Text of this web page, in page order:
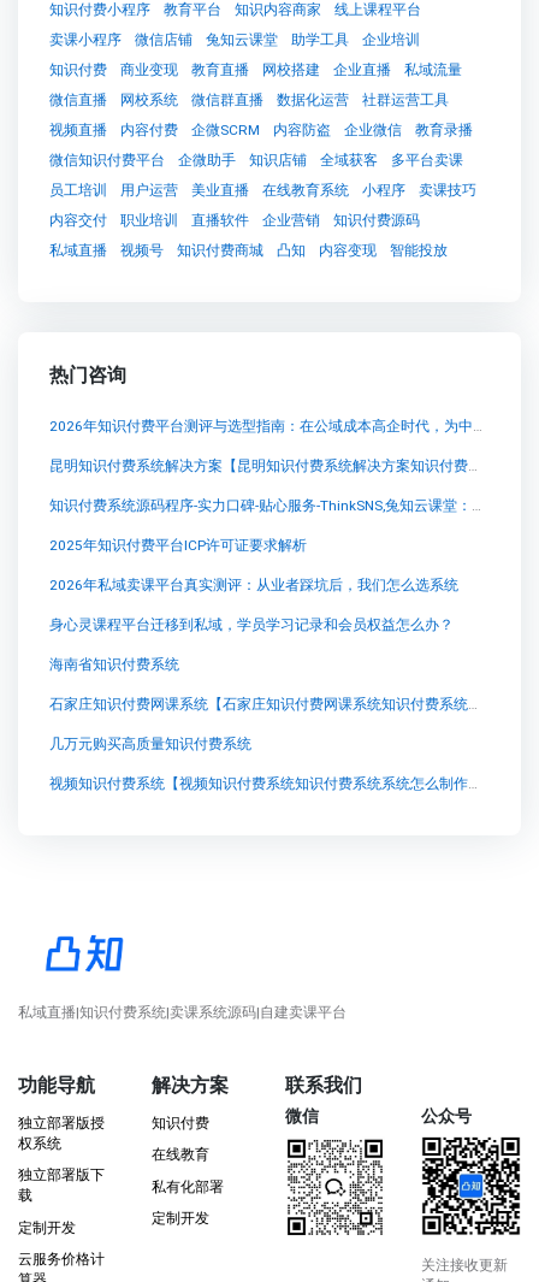
知识付费小程序
教育平台 知识内容商家
线上课程平台
卖课小程序
微信店铺 兔知云课堂 助学工具
企业培训
知识付费
商业变现 教育直播 网校搭建 企业直播
私域流量
微信直播
网校系统 微信群直播 数据化运营
社群运营工具
视频直播
内容付费 企微SCRM 内容防盗 企业微信
教育录播
微信知识付费平台
企微助手 知识店铺 全域获客
多平台卖课
员工培训
用户运营 美业直播 在线教育系统 小程序
卖课技巧
内容交付
职业培训 直播软件 企业营销
知识付费源码
私域直播
视频号 知识付费商城 凸知 内容变现 智能投放
热门咨询
2026年知识付费平台测评与选型指南：在公域成本高企时代，为中小创作者寻找私域变现最优解
昆明知识付费系统解决方案【昆明知识付费系统解决方案知识付费系统系统怎么制作，知识付费系统搭建使用教程】
知识付费系统源码程序-实力口碑-贴心服务-ThinkSNS,兔知云课堂：解锁付费知识学习的新方式
2025年知识付费平台ICP许可证要求解析
2026年私域卖课平台真实测评：从业者踩坑后，我们怎么选系统
身心灵课程平台迁移到私域，学员学习记录和会员权益怎么办？
海南省知识付费系统
石家庄知识付费网课系统【石家庄知识付费网课系统知识付费系统系统怎么制作，知识付费系统搭建使用教程】
几万元购买高质量知识付费系统
视频知识付费系统【视频知识付费系统知识付费系统系统怎么制作，知识付费系统搭建使用教程】
私域直播|知识付费系统|卖课系统源码|自建卖课平台
功能导航
独立部署版授
权系统
独立部署版下
载
定制开发
云服务价格计
解决方案
知识付费
在线教育
私有化部署
定制开发
联系我们
微信 公众号
关注接收更新